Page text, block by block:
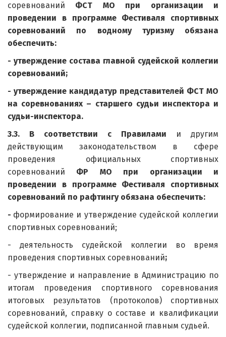
соревнований ФСТ МО при организации и
проведении в программе Фестиваля спортивных
соревнований по водному туризму обязана
обеспечить:
- утверждение состава главной судейской коллегии
соревнований;
- утверждение кандидатур представителей ФСТ МО
на соревнованиях – старшего судьи инспектора и
судьи-инспектора.
3.3. В соответствии с Правилами и другим
действующим законодательством в сфере
проведения официальных спортивных
соревнований ФР МО при организации и
проведении в программе Фестиваля спортивных
соревнований по рафтингу обязана обеспечить:
- формирование и утверждение судейской коллегии
спортивных соревнований;
- деятельность судейской коллегии во время
проведения спортивных соревнований;
- утверждение и направление в Администрацию по
итогам проведения спортивного соревнования
итоговых результатов (протоколов) спортивных
соревнований, справку о составе и квалификации
судейской коллегии, подписанной главным судьей.